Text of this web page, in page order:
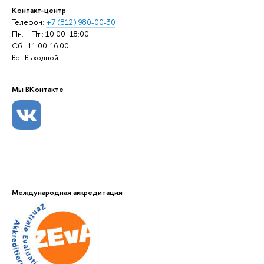
Контакт-центр
Телефон: +7 (812) 980-00-30
Пн. – Пт.: 10:00–18:00
Сб.: 11:00-16:00
Вс.: Выходной
Мы ВКонтакте
Международная аккредитация